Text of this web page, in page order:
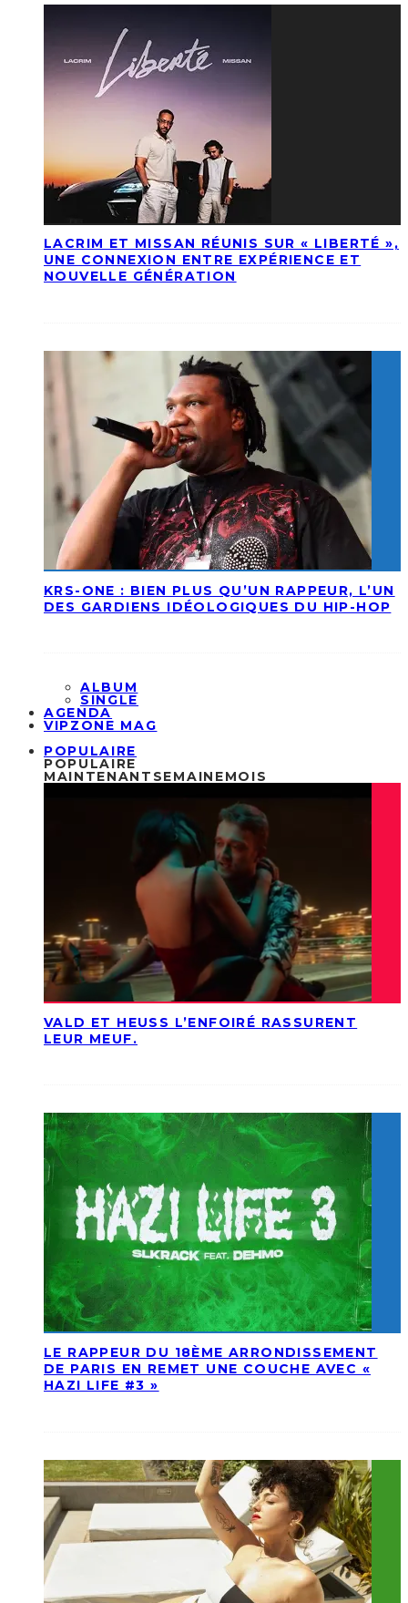
LACRIM ET MISSAN RÉUNIS SUR « LIBERTÉ »,
UNE CONNEXION ENTRE EXPÉRIENCE ET
NOUVELLE GÉNÉRATION
KRS-ONE : BIEN PLUS QU’UN RAPPEUR, L’UN
DES GARDIENS IDÉOLOGIQUES DU HIP-HOP
ALBUM
SINGLE
AGENDA
VIPZONE MAG
POPULAIRE
POPULAIRE
MAINTENANT SEMAINEMOIS
VALD ET HEUSS L’ENFOIRÉ RASSURENT
LEUR MEUF.
LE RAPPEUR DU 18ÈME ARRONDISSEMENT
DE PARIS EN REMET UNE COUCHE AVEC «
HAZI LIFE #3 »